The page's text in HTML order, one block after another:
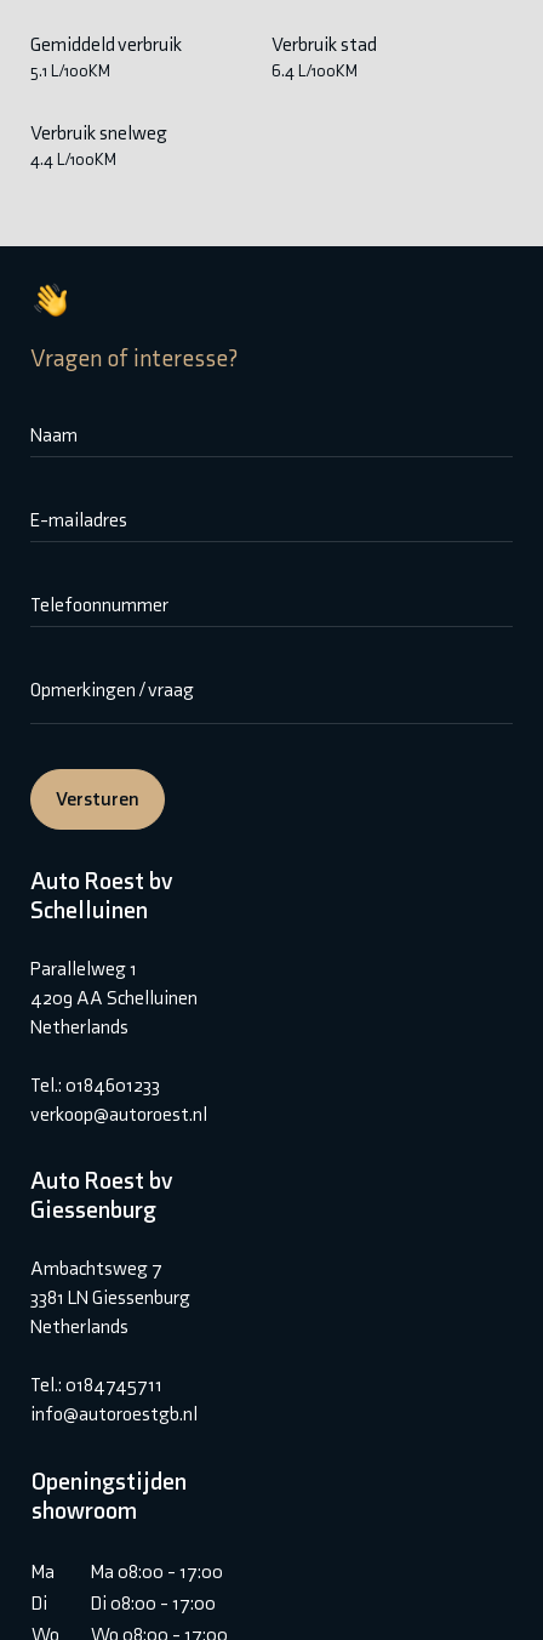
Gemiddeld verbruik
5.1 L/100KM
Verbruik stad
6.4 L/100KM
Verbruik snelweg
4.4 L/100KM
Vragen of interesse?
Naam
E-mailadres
Telefoonnummer
Opmerkingen / vraag
Versturen
Auto Roest bv
Schelluinen
Parallelweg 1
4209 AA Schelluinen
Netherlands
Tel.: 0184601233
verkoop@autoroest.nl
Auto Roest bv
Giessenburg
Ambachtsweg 7
3381 LN Giessenburg
Netherlands
Tel.: 0184745711
info@autoroestgb.nl
Openingstijden
showroom
Ma
Ma 08:00 - 17:00
Di
Di 08:00 - 17:00
Wo
Wo 08:00 - 17:00